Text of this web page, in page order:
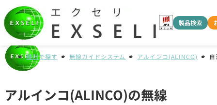
製品検索
種別で探す 無線ガイドシステム アルインコ(ALINCO)
アルインコ(ALINCO)の無線